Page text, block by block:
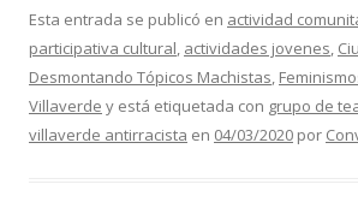
e
b
o
o
itt
er
ai
l
m
p
ar
ti
Esta entrada se publicó en actividad
participativa cultural actividades jovenes
Desmontando Tópicos Machistas
Villaverde y está etiquetada con grupo de
villaverde antirracista en 04/03/2020 por